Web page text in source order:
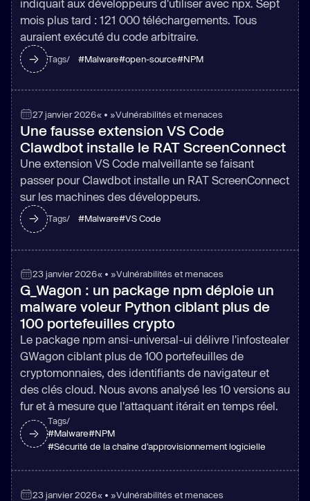
indiquait aux développeurs d'utiliser avec npx. Sept
mois plus tard : 121 000 téléchargements. Tous
auraient exécuté du code arbitraire.
Tags/ #Malware#open-source#NPM
27 janvier 2026« • »Vulnérabilités et menaces
Une fausse extension VS Code
Clawdbot installe le RAT ScreenConnect
Une extension VS Code malveillante se faisant
passer pour Clawdbot installe un RAT ScreenConnect
sur les machines des développeurs.
Tags/ #Malware#VS Code
23 janvier 2026« • »Vulnérabilités et menaces
G_Wagon : un package npm déploie un
malware voleur Python ciblant plus de
100 portefeuilles crypto
Le package npm ansi-universal-ui délivre l'infostealer
GWagon ciblant plus de 100 portefeuilles de
cryptomonnaies, des identifiants de navigateur et
des clés cloud. Nous avons analysé les 10 versions au
fur et à mesure que l'attaquant itérait en temps réel.
Tags/
#Malware#NPM
#Sécurité de la chaîne d’approvisionnement logicielle
23 janvier 2026« • »Vulnérabilités et menaces